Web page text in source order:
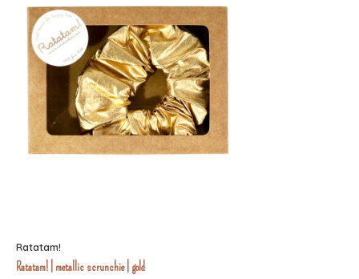
Ratatam!
Ratatam! | metallic scrunchie | gold